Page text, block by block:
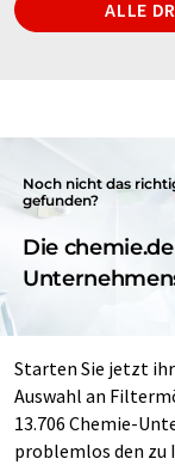
ALLE
Noch nicht das
gefunden?
Die chemie.de
Starten Sie jetzt
Auswahl an
13.706 Chemie-
problemlos den zu